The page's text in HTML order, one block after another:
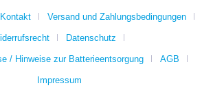
Kontakt Versand und Zahlungsbedingungen
Datenschutz
/ Hinweise zur Batterieentsorgung AGB
Impressum